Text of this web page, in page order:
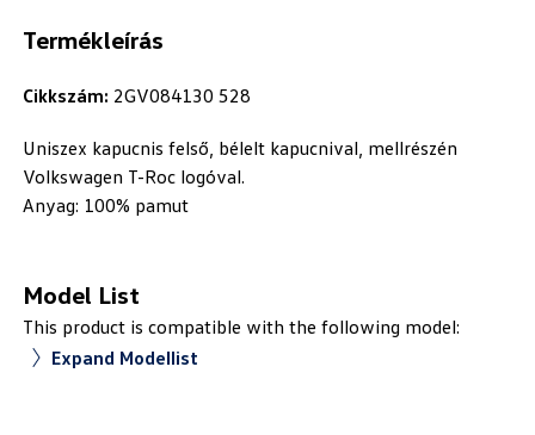
Termékleírás
Cikkszám: 2GV084130 528
Uniszex kapucnis felső, bélelt kapucnival, mellrészén
Volkswagen T-Roc logóval.
Anyag: 100% pamut
Model List
This product is compatible with the following model:
Expand Modellist